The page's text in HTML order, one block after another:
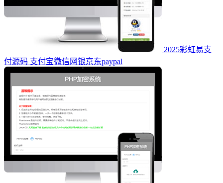
2025彩虹易支
付源码 支付宝微信网银京东paypal